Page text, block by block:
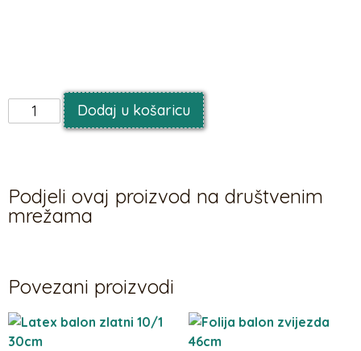
Dodaj u košaricu
Podjeli ovaj proizvod na društvenim
mrežama
Povezani proizvodi